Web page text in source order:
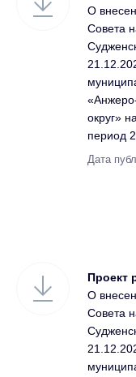
О
Совета
округ»
период
Дата
Проект
О
Совета